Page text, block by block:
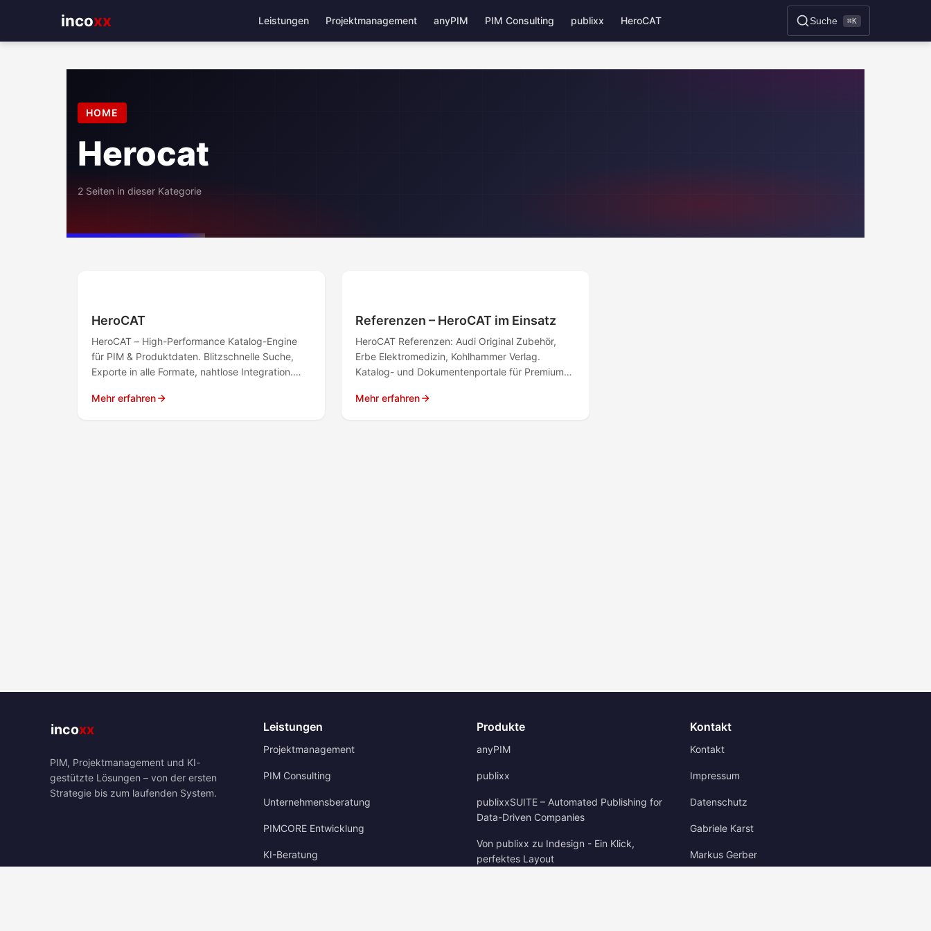
incoxx
Leistungen Projektmanagement anyPIM PIM Consulting publixx HeroCAT Suche ⌘K
HOME
Herocat
2 Seiten in dieser Kategorie
HeroCAT
HeroCAT – High-Performance Katalog-Engine
für PIM & Produktdaten. Blitzschnelle Suche,
Exporte in alle Formate, nahtlose Integration.
Mehr erfahren
Referenzen – HeroCAT im Einsatz
HeroCAT Referenzen: Audi Original Zubehör,
Erbe Elektromedizin, Kohlhammer Verlag.
Katalog- und Dokumentenportale für Premium-
Mehr erfahren
PIM, Projektmanagement und KI-
gestützte Lösungen – von der ersten
Strategie bis zum laufenden System.
Leistungen
Projektmanagement
PIM Consulting
Unternehmensberatung
PIMCORE Entwicklung
KI-Beratung
Produkte
anyPIM
publixx
publixxSUITE – Automated Publishing for
Data-Driven Companies
Von publixx zu Indesign - Ein Klick,
perfektes Layout
Kontakt
Kontakt
Impressum
Datenschutz
Gabriele Karst
Markus Gerber